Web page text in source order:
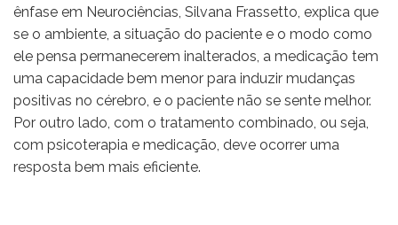
ênfase em Neurociências, Silvana Frassetto, explica que
se o ambiente, a situação do paciente e o modo como
ele pensa permanecerem inalterados, a medicação tem
uma capacidade bem menor para induzir mudanças
positivas no cérebro, e o paciente não se sente melhor.
Por outro lado, com o tratamento combinado, ou seja,
com psicoterapia e medicação, deve ocorrer uma
resposta bem mais eficiente.